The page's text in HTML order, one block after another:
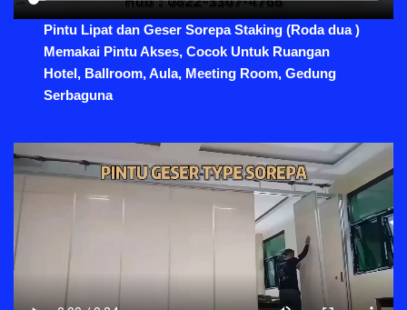
Pintu Lipat dan Geser Sorepa Staking (Roda dua )
Memakai Pintu Akses, Cocok Untuk Ruangan
Hotel, Ballroom, Aula, Meeting Room, Gedung
Serbaguna